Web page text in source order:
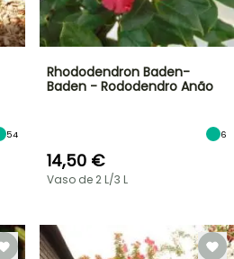
54
Rhododendron Baden-
Baden - Rododendro Anão
6
14,50 €
Vaso de 2 L/3 L